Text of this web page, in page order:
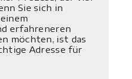
Sie sich in
erfahreneren
möchten, ist das
Adresse für